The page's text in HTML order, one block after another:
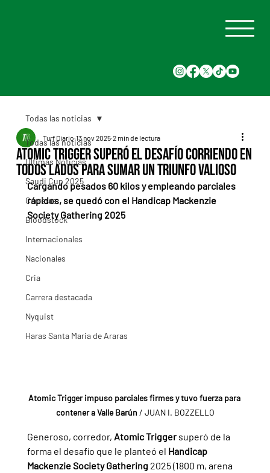
Todas las noticias
Últimas Noticias
Saudi Cup 2025
Carreras
Bloodstock
Internacionales
Nacionales
Cria
Carrera destacada
Nyquist
Haras Santa Maria de Araras
Todas las noticias
Atomic Trigger superó el desafío corriendo en
todos lados para sumar un triunfo valioso
Turf Diario 13 nov 2025 2 min de lectura
Cargando pesados 60 kilos y empleando parciales
rápidos, se quedó con el Handicap Mackenzie
Society Gathering 2025
Atomic Trigger impuso parciales firmes y tuvo fuerza para
contener a Valle Barún / JUAN I. BOZZELLO
Generoso, corredor, Atomic Trigger superó de la
forma el desafío que le planteó el Handicap
Mackenzie Society Gathering 2025 (1800 m, arena